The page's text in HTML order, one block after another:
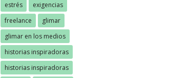
estrés
exigencias
freelance
glimar
glimar en los medios
historias inspiradoras
historias inspiradoras